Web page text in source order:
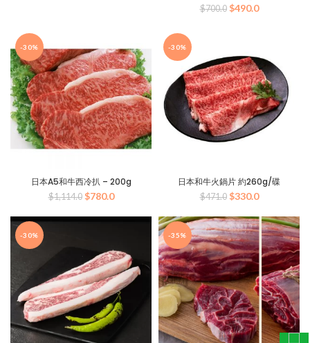
$700.0 原
$490.0当
为：
$490.0。
-30%
日本A5和牛西冷扒 – 200g
$1,114.0 原
为：
$780.0当
价
$780.0。
-30%
日本和牛火鍋片 約260g/碟
$471.0 原
为：
$471.0。
$330.0当
价
格
为：
$330.0。
-30% -35%